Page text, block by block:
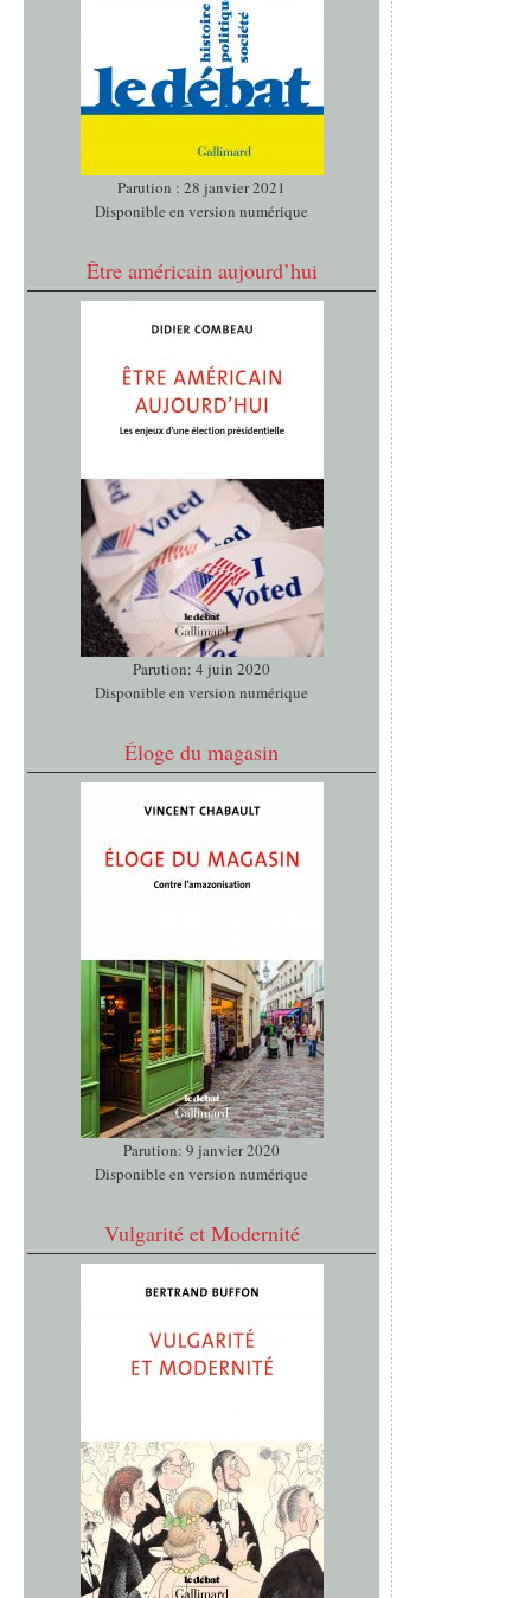
Parution : 28 janvier 2021
Disponible en version numérique
Être américain aujourd’hui
Parution: 4 juin 2020
Disponible en version numérique
Éloge du magasin
Parution: 9 janvier 2020
Disponible en version numérique
Vulgarité et Modernité